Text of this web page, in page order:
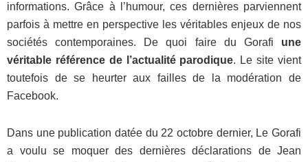
informations. Grâce à l’humour, ces dernières parviennent
parfois à mettre en perspective les véritables enjeux de nos
sociétés contemporaines. De quoi faire du Gorafi une
véritable référence de l’actualité parodique. Le site vient
toutefois de se heurter aux failles de la modération de
Facebook.
Dans une publication datée du 22 octobre dernier, Le Gorafi
a voulu se moquer des dernières déclarations de Jean